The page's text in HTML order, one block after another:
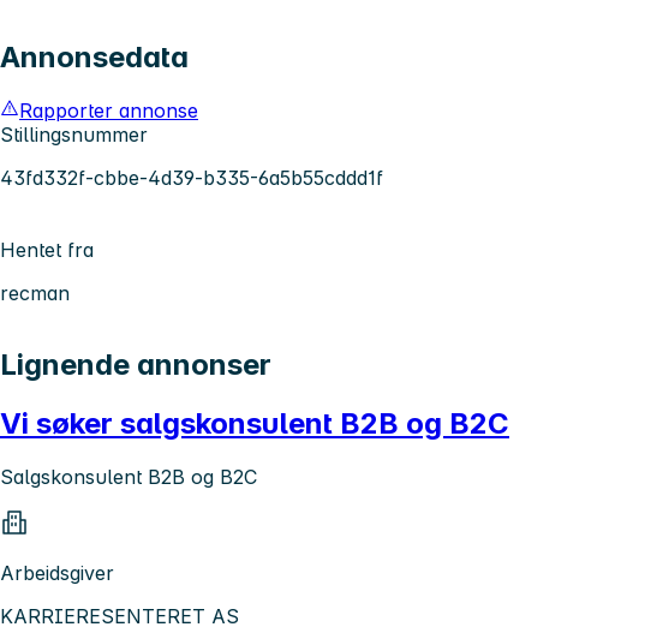
Annonsedata
Rapporter annonse
Stillingsnummer
43fd332f-cbbe-4d39-b335-6a5b55cddd1f
Hentet fra
recman
Lignende annonser
Vi søker salgskonsulent B2B og B2C
Salgskonsulent B2B og B2C
Arbeidsgiver
KARRIERESENTERET AS